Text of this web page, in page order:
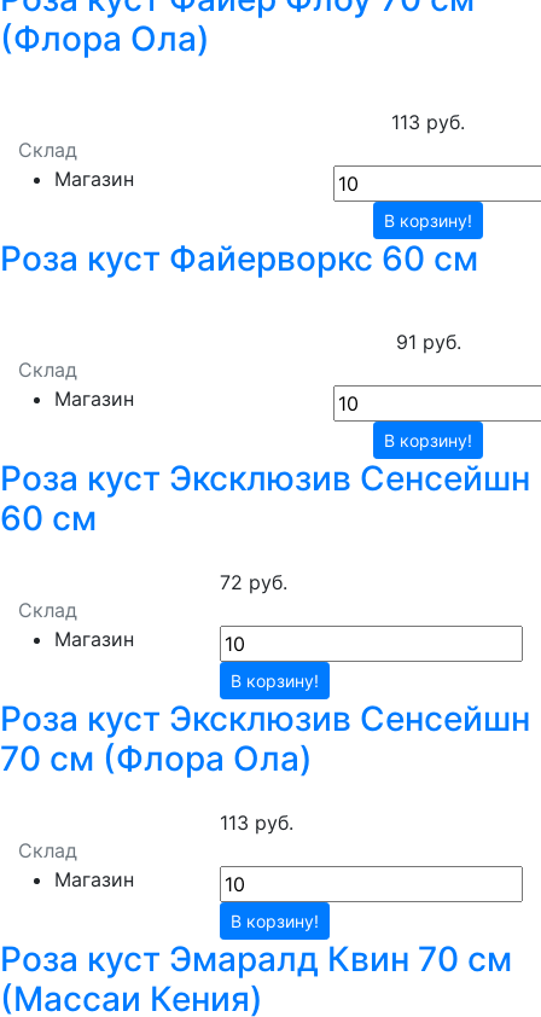
(Флора Ола)
Склад
Магазин
113 руб.
В корзину!
Роза куст Файерворкс 60 см
Склад
Магазин
91 руб.
В корзину!
Роза куст Эксклюзив Сенсейшн
60 см
Склад
Магазин
72 руб.
В корзину!
Роза куст Эксклюзив Сенсейшн
70 см (Флора Ола)
Склад
Магазин
113 руб.
В корзину!
Роза куст Эмаралд Квин 70 см
(Массаи Кения)